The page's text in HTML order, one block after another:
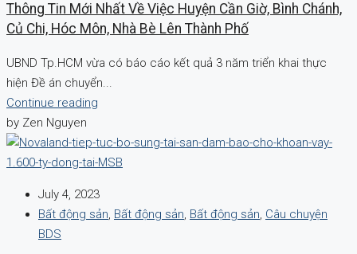
Thông Tin Mới Nhất Về Việc Huyện Cần Giờ, Bình Chánh,
Củ Chi, Hóc Môn, Nhà Bè Lên Thành Phố
UBND Tp.HCM vừa có báo cáo kết quả 3 năm triển khai thực
hiện Đề án chuyển...
Continue reading
by Zen Nguyen
July 4, 2023
Bất động sản Bất động sản Bất động sản Câu chuyện
BDS